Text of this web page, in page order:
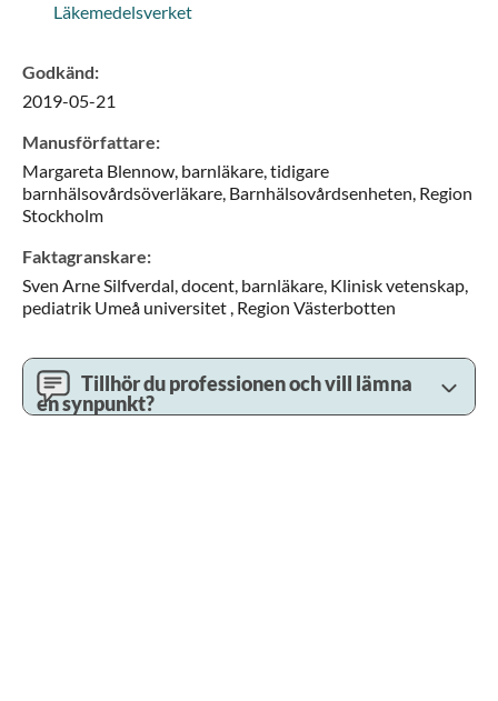
Läkemedelsverket
Godkänd:
2019-05-21
Manusförfattare:
Margareta Blennow, barnläkare, tidigare
barnhälsovårdsöverläkare, Barnhälsovårdsenheten, Region
Stockholm
Faktagranskare:
Sven ArneSilfverdal,docent, barnläkare, Klinisk vetenskap,
pediatrik Umeå universitet , Region Västerbotten
Tillhör du professionen och vill lämna
en synpunkt?